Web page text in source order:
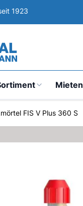
1923
Mieten
FIS V Plus 360 S